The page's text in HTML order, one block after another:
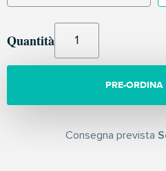
Quantità
PRE-
Consegna prevista